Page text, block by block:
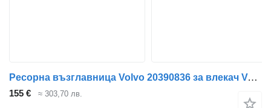
Ресорна възглавница Volvo 20390836 за влекач Volvo FH12, FH16, NH12, FH, VNL780 (1993-2014)
155 € ≈ 303,70 лв.